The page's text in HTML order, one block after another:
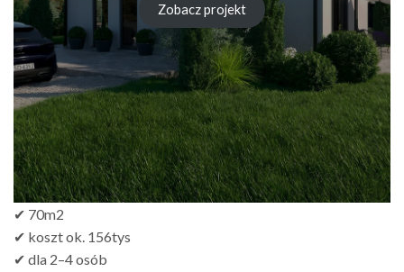
Zobacz projekt
✔ 70m2
✔ koszt ok. 156tys
✔ dla 2–4 osób